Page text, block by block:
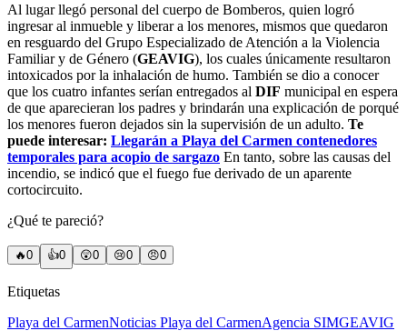
Al lugar llegó personal del cuerpo de Bomberos, quien logró
ingresar al inmueble y liberar a los menores, mismos que quedaron
en resguardo del Grupo Especializado de Atención a la Violencia
Familiar y de Género (GEAVIG), los cuales únicamente resultaron
intoxicados por la inhalación de humo. También se dio a conocer
que los cuatro infantes serían entregados al DIF municipal en espera
de que aparecieran los padres y brindarán una explicación de porqué
los menores fueron dejados sin la supervisión de un adulto. Te
puede interesar: Llegarán a Playa del Carmen contenedores
temporales para acopio de sargazo En tanto, sobre las causas del
incendio, se indicó que el fuego fue derivado de un aparente
cortocircuito.
¿Qué te pareció?
🔥0 👍0 😲0 😢0 😠0
Etiquetas
Playa del CarmenNoticias Playa del CarmenAgencia SIMGEAVIG